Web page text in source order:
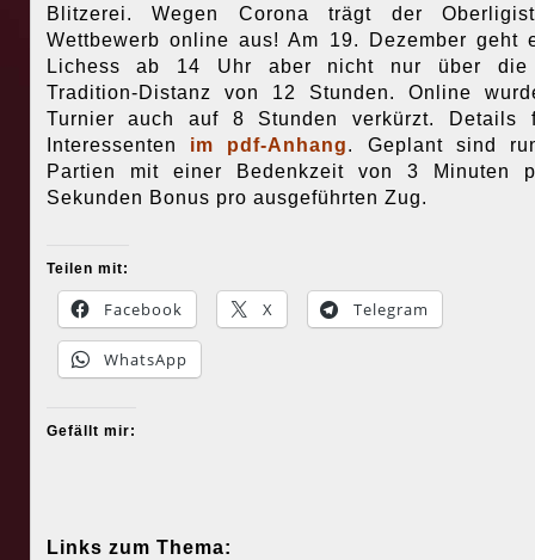
Blitzerei. Wegen Corona trägt der
Wettbewerb online aus! Am 19. Dezember geht
Lichess ab 14 Uhr aber nicht nur über die
Tradition-Distanz von 12 Stunden. Online
Turnier auch auf 8 Stunden verkürzt. Details
Interessenten im pdf-Anhang. Geplant sind
Partien mit einer Bedenkzeit von 3 Minuten
Sekunden Bonus pro ausgeführten Zug.
Teilen mit:
Facebook X Telegram
WhatsApp
Gefällt mir:
Links zum Thema: